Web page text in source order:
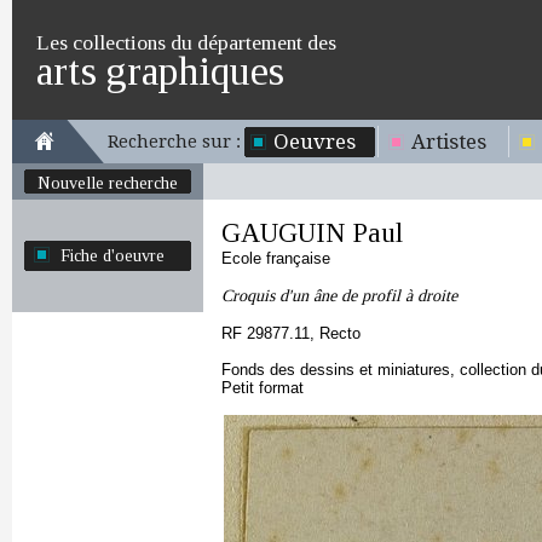
Les collections du département des
arts graphiques
Recherche sur : Oeuvres Artistes
Nouvelle recherche
Fiche d'oeuvre
GAUGUIN Paul
Ecole française
Croquis d'un âne de profil à droite
RF 29877.11, Recto
Fonds des dessins et miniatures, collection
Petit format